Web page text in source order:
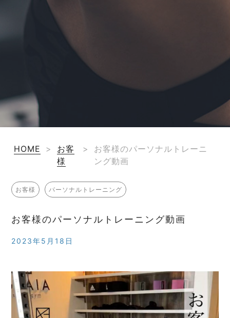
HOME >
お客
様
>
お客様のパーソナルトレーニ
ング動画
お客様 パーソナルトレーニング
お客様のパーソナルトレーニング動画
2023年5月18日